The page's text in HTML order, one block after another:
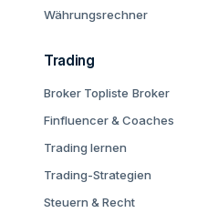
Währungsrechner
Trading
Broker Topliste Broker
Finfluencer & Coaches
Trading lernen
Trading-Strategien
Steuern & Recht